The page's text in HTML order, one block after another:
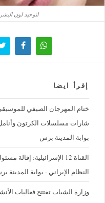
لتوحيد لون
إقرأ ايضا
ختام المهرجان الصيفي
شارات مسلسلات الكرتون
بوابة المدينة برس
القناة 12 الإسرائيلية:
النظام الإيراني - بوابة المدينة
وزارة الشباب تفتتح فعاليات